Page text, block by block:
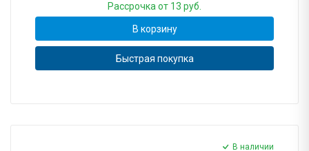
Рассрочка от 13 руб.
В корзину
Быстрая покупка
В наличии